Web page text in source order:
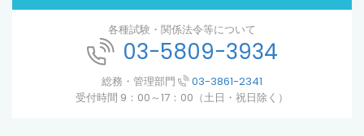
各種試験・関係法令等について
03-5809-3934
総務・管理部門
03-3861-2341
受付時間 9：00～17：00（土日・祝日除く）